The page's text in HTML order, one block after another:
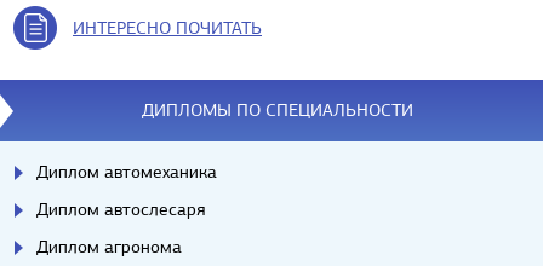
ИНТЕРЕСНО ПОЧИТАТЬ
ДИПЛОМЫ ПО СПЕЦИАЛЬНОСТИ
Диплом автомеханика
Диплом автослесаря
Диплом агронома